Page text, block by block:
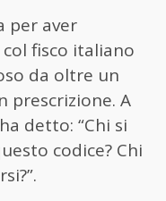
per aver
fisco italiano
da oltre un
prescrizione. A
detto: “Chi si
codice? Chi